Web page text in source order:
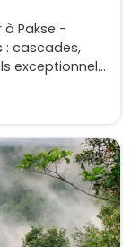
à Pakse -
: cascades,
exceptionnel...